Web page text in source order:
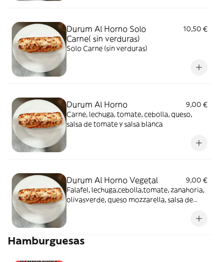
Durum Al Horno Solo
Carne( sin verduras)
10,50 €
Solo Carne (sin verduras)
Durum Al Horno
9,00 €
Carne, lechuga, tomate, cebolla, queso,
salsa de tomate y salsa blanca
Durum Al Horno Vegetal
9,00 €
Falafel, lechuga,cebolla,tomate, zanahoria,
olivasverde, queso mozzarella, salsa de
Hamburguesas